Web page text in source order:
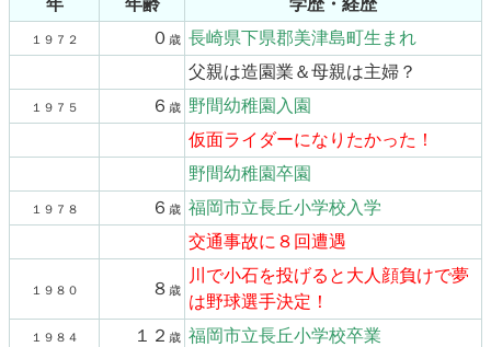
年 年齢 学歴・経歴
１９７２ ０ 歳
長崎県下県郡美津島町生まれ
父親は造園業＆母親は主婦？
１９７５ ６ 歳
野間幼稚園入園
仮面ライダーになりたかった！
野間幼稚園卒園
１９７８ ６ 歳
福岡市立長丘小学校入学
交通事故に８回遭遇
１９８０ ８ 歳
川で小石を投げると大人顔負けで夢
は野球選手決定！
１９８４ １２ 歳
福岡市立長丘小学校卒業